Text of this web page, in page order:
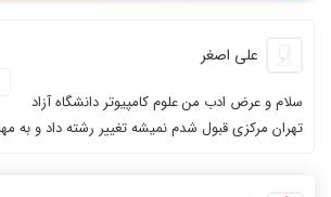
علی اصغر
سلام و عرض ادب من علوم کامپیوتر دانشگاه آزاد
تهران مرکزی قبول شدم نمیشه تغییر رشته داد و به